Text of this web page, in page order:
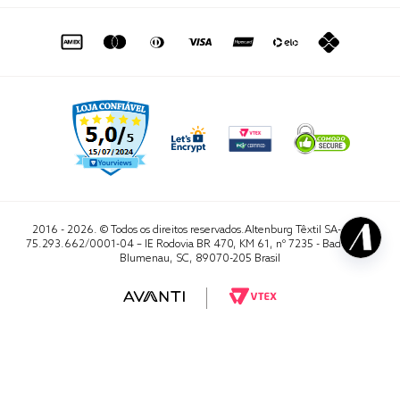
sac@altenburg.com.br
2016 - 2026. © Todos os direitos reservados.Altenburg Têxtil SA- CNPJ
75.293.662/0001-04 – IE Rodovia BR 470, KM 61, nº 7235 - Badenfurt,
Blumenau, SC, 89070-205 Brasil